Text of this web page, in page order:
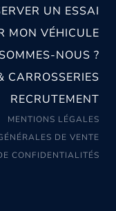
UN ESSAI
MON VÉHICULE
NOUS ?
CARROSSERIES
RECRUTEMENT
MENTIONS LÉGALES
DE VENTE
CONFIDENTIALITÉS